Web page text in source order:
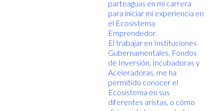
parteaguas en mi carrera
para iniciar mi experiencia en
el Ecosistema
Emprendedor.
El trabajar en Instituciones
Gubernamentales, Fondos
de Inversión, Incubadoras y
Aceleradoras, me ha
permitido conocer el
Ecosistema en sus
diferentes aristas, o cómo